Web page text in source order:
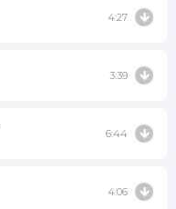
4:27
3:39
6:44
4:06